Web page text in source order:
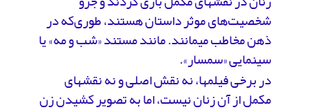
شخصیت‌های موثر داستان هستند، طوری‌که در
ذهن مخاطب می­مانند. مانند مستند «شب و مه» یا
سینمایی «سمسار».
در برخی فیلم­ها، نه نقش اصلی و نه نقش­های
مکمل از آن زنان نیست، اما به تصویر کشیدن زن